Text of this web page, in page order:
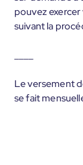
pouvez
suivant la
Le versement
se fait